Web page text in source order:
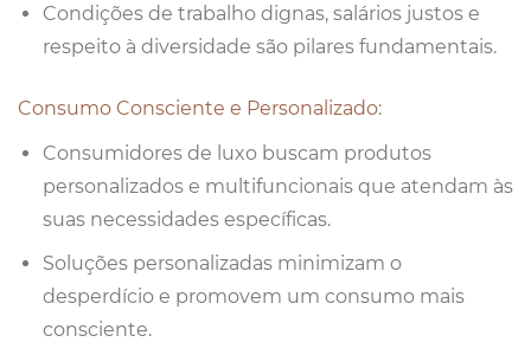
Condições de trabalho dignas, salários justos e
respeito à diversidade são pilares fundamentais.
Consumo Consciente e Personalizado:
Consumidores de luxo buscam produtos
personalizados e multifuncionais que atendam às
suas necessidades específicas.
Soluções personalizadas minimizam o
desperdício e promovem um consumo mais
consciente.